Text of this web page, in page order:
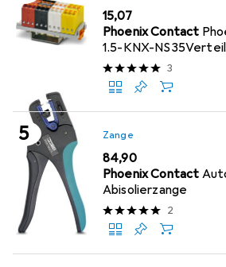
EUR
15,07
Phoenix Contact
1.5-KNX-
3
Zange
EUR
84,90
Phoenix Contact
Abisolierzange
2